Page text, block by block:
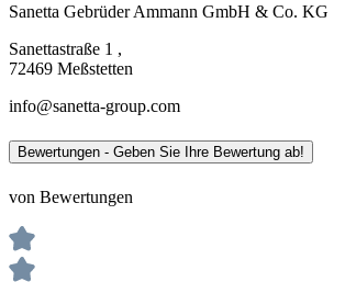
Sanetta Gebrüder Ammann GmbH & Co. KG
Sanettastraße 1 ,
72469 Meßstetten
info@sanetta-group.com
Bewertungen - Geben Sie Ihre Bewertung ab!
von Bewertungen